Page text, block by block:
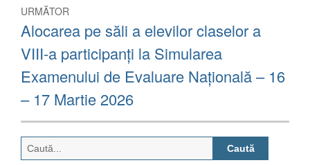
URMĂTOR
Articolul
următor:
Alocarea pe săli a elevilor claselor a
VIII-a participanți la Simularea
Examenului de Evaluare Națională – 16
– 17 Martie 2026
Caută
după: